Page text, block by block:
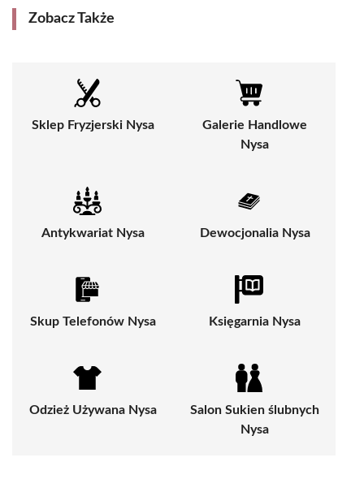
Zobacz Także
Sklep Fryzjerski Nysa
Galerie Handlowe
Nysa
Antykwariat Nysa Dewocjonalia Nysa
Skup Telefonów Nysa Księgarnia Nysa
Odzież Używana Nysa
Salon Sukien ślubnych
Nysa